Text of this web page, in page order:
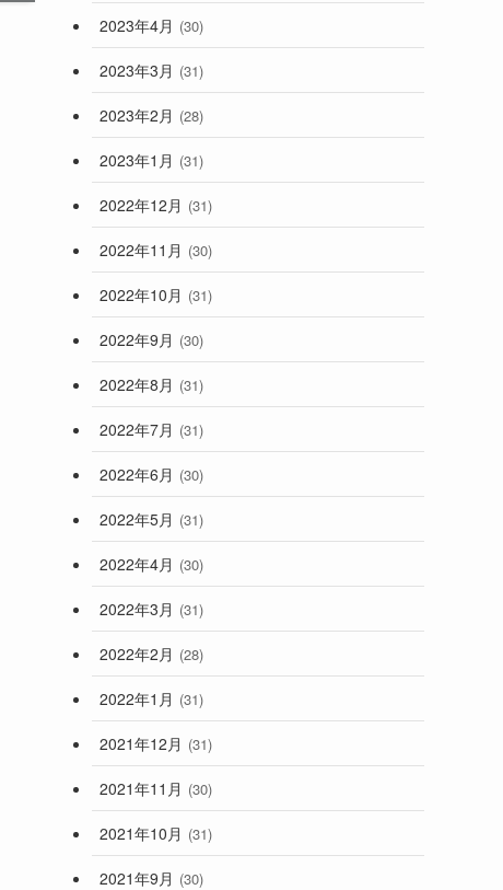
2023年4月 (30)
2023年3月 (31)
2023年2月 (28)
2023年1月 (31)
2022年12月 (31)
2022年11月 (30)
2022年10月 (31)
2022年9月 (30)
2022年8月 (31)
2022年7月 (31)
2022年6月 (30)
2022年5月 (31)
2022年4月 (30)
2022年3月 (31)
2022年2月 (28)
2022年1月 (31)
2021年12月 (31)
2021年11月 (30)
2021年10月 (31)
2021年9月 (30)